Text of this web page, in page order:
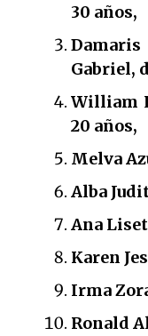
30 años,
Gabriel,
William
20 años,
Melva
Alba
Ana
Karen
Irma
Ronald